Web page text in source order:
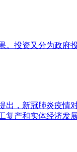
投资又分为政府
出，新冠肺炎疫
产和实体经济发